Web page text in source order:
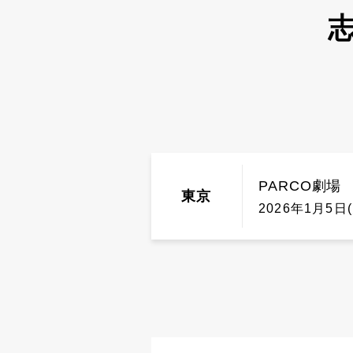
東京
PARCO劇場
2026年1月5日